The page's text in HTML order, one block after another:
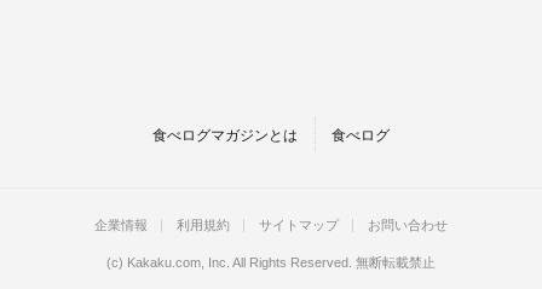
食べログマガジンとは 食べログ
企業情報 利用規約 サイトマップ お問い合わせ
(c) Kakaku.com, Inc. All Rights Reserved. 無断転載禁止